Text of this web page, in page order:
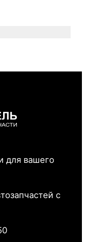
для вашего
с